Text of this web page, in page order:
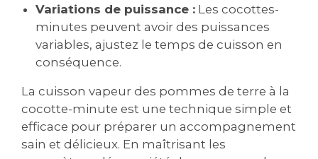
Variations de puissance : Les cocottes-
minutes peuvent avoir des puissances
variables, ajustez le temps de cuisson en
conséquence.
La cuisson vapeur des pommes de terre à la
cocotte-minute est une technique simple et
efficace pour préparer un accompagnement
sain et délicieux. En maîtrisant les